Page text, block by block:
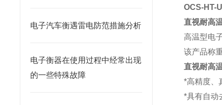
电子汽车衡遇雷电防范措施分析
电子衡器在使用过程中经常出现
的一些特殊故障
OCS-HT-
直视耐高
高温型电
该产品称
直视耐高
*高精度、
*具有自动